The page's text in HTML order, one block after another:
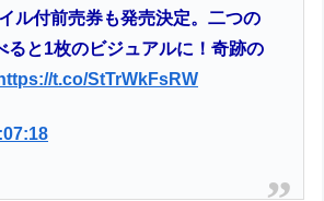
ル付前売券も発売決定。二つの
ると1枚のビジュアルに！奇跡の
https://t.co/StTrWkFsRW